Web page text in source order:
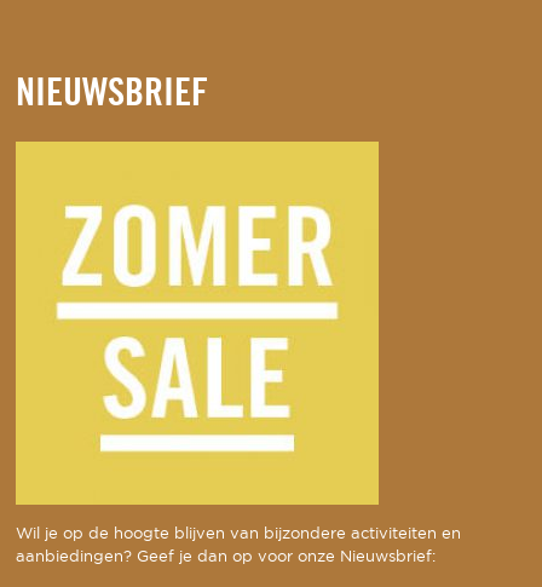
NIEUWSBRIEF
Wil je op de hoogte blijven van bijzondere activiteiten en
aanbiedingen? Geef je dan op voor onze Nieuwsbrief: